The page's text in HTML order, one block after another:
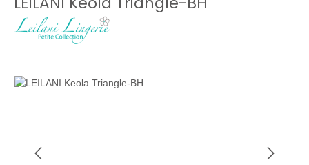
Bildergalerie überspringen